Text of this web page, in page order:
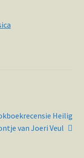
Heilig
van Joeri Veul